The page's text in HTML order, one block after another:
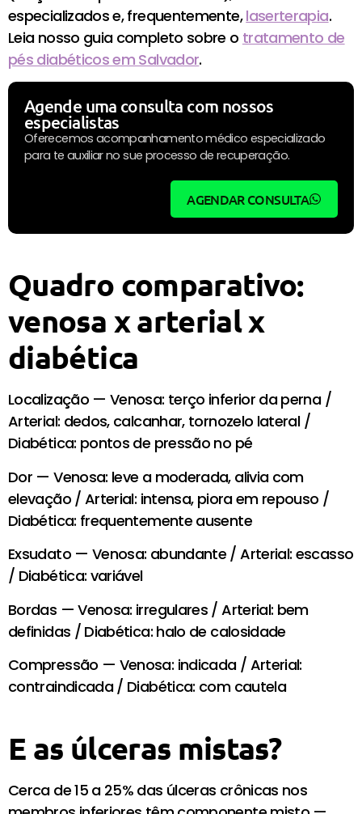
especializados e, frequentemente,laserterapia.
Leia nosso guia completo sobre o tratamento de
pés diabéticos em Salvador.
Agende uma consulta com nossos
especialistas
Oferecemos acompanhamento médico especializado
para te auxiliar no sue processo de recuperação.
AGENDAR CONSULTA
Quadro comparativo:
venosa x arterial x
diabética
Localização — Venosa: terço inferior da perna /
Arterial: dedos, calcanhar, tornozelo lateral /
Diabética: pontos de pressão no pé
Dor — Venosa: leve a moderada, alivia com
elevação / Arterial: intensa, piora em repouso /
Diabética: frequentemente ausente
Exsudato — Venosa: abundante / Arterial: escasso
/ Diabética: variável
Bordas — Venosa: irregulares / Arterial: bem
definidas / Diabética: halo de calosidade
Compressão — Venosa: indicada / Arterial:
contraindicada / Diabética: com cautela
E as úlceras mistas?
Cerca de 15 a 25% das úlceras crônicas nos